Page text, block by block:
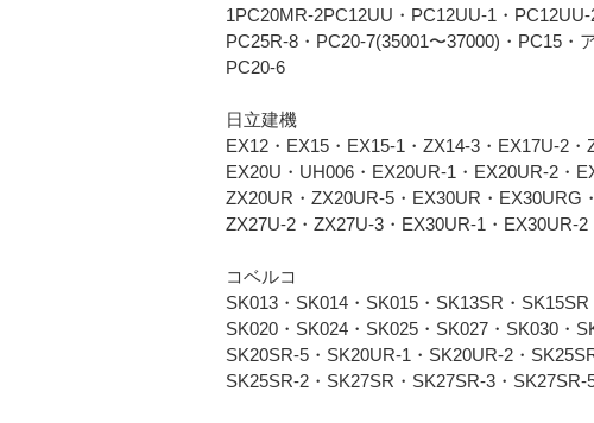
1PC20MR-2PC12UU・PC12UU-1・
PC25R-8・PC20-7(35001〜37000)・PC15・
PC20-6
日立建機
EX12・EX15・EX15-1・ZX14-3・EX17U-2
EX20U・UH006・EX20UR-1・EX20UR-2・
ZX20UR・ZX20UR-5・EX30UR・EX30URG
ZX27U-2・ZX27U-3・EX30UR-1・EX30UR-
コベルコ
SK013・SK014・SK015・SK13SR・
SK020・SK024・SK025・SK027・SK030・
SK20SR-5・SK20UR-1・SK20UR-2・
SK25SR-2・SK27SR・SK27SR-3・SK27SR-